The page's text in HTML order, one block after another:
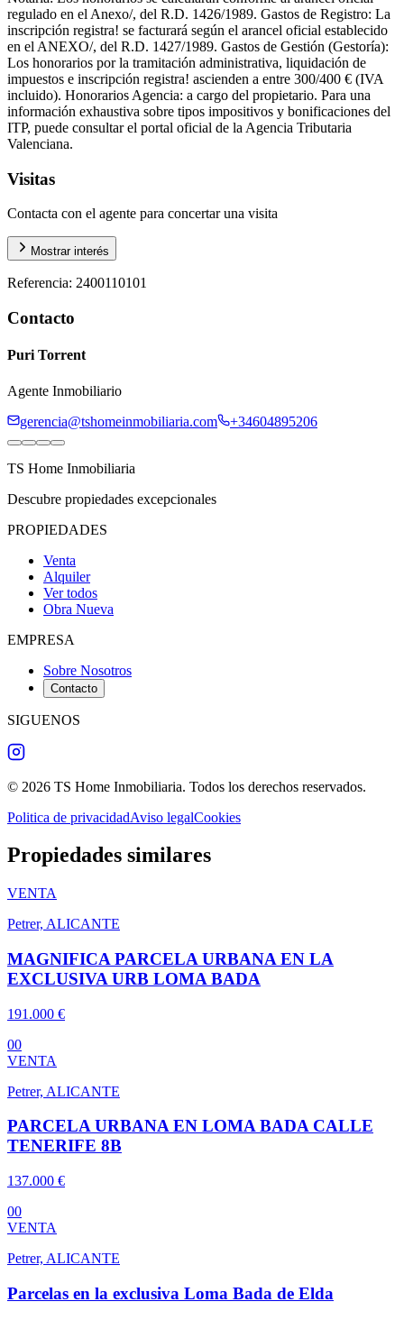
regulado en el Anexo/, del R.D. 1426/1989. Gastos de Registro: La
inscripción registra! se facturará según el arancel oficial establecido
en el ANEXO/, del R.D. 1427/1989. Gastos de Gestión (Gestoría):
Los honorarios por la tramitación administrativa, liquidación de
impuestos e inscripción registra! ascienden a entre 300/400 € (IVA
incluido). Honorarios Agencia: a cargo del propietario. Para una
información exhaustiva sobre tipos impositivos y bonificaciones del
ITP, puede consultar el portal oficial de la Agencia Tributaria
Valenciana.
Visitas
Contacta con el agente para concertar una visita
Mostrar interés
Referencia: 2400110101
Contacto
Puri Torrent
Agente Inmobiliario
gerencia@tshomeinmobiliaria.com
+34604895206
TS Home Inmobiliaria
Descubre propiedades excepcionales
PROPIEDADES
Venta
Alquiler
Ver todos
Obra Nueva
EMPRESA
Sobre Nosotros
Contacto
SIGUENOS
© 2026 TS Home Inmobiliaria. Todos los derechos reservados.
Politica de privacidadAviso legalCookies
Propiedades similares
VENTA
Petrer, ALICANTE
MAGNIFICA PARCELA URBANA EN LA
EXCLUSIVA URB LOMA BADA
191.000 €
00
VENTA
Petrer, ALICANTE
PARCELA URBANA EN LOMA BADA CALLE
TENERIFE 8B
137.000 €
00
VENTA
Petrer, ALICANTE
Parcelas en la exclusiva Loma Bada de Elda